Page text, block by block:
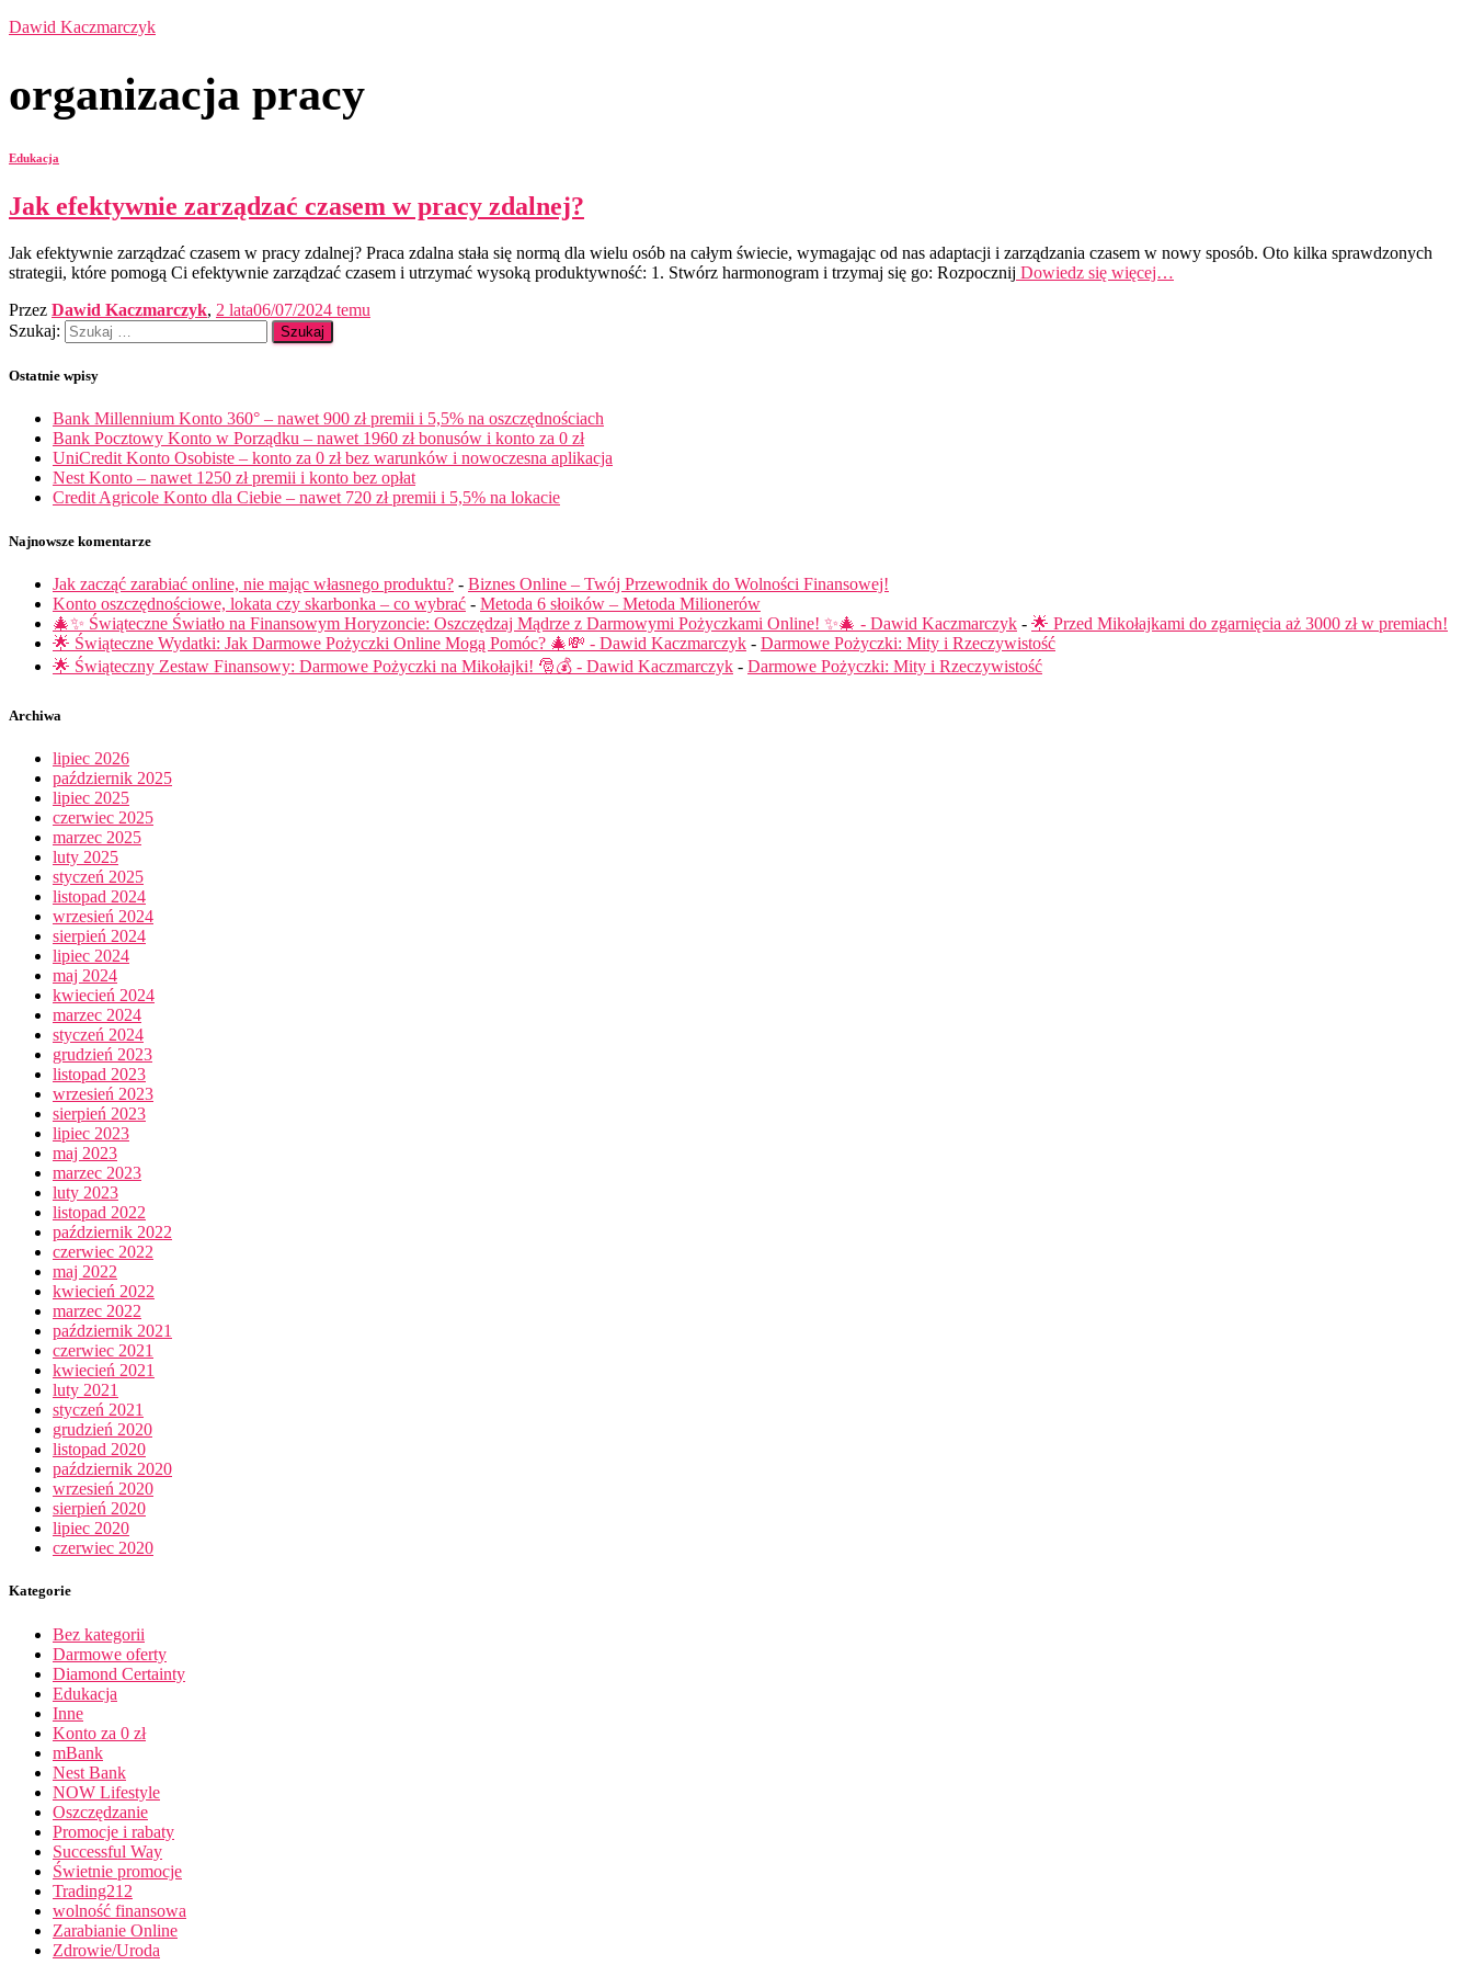
Dawid Kaczmarczyk
organizacja pracy
Edukacja
Jak efektywnie zarządzać czasem w pracy zdalnej?
Jak efektywnie zarządzać czasem w pracy zdalnej? Praca zdalna stała się normą dla wielu osób na całym świecie, wymagając od nas adaptacji i zarządzania czasem w nowy sposób. Oto kilka sprawdzonych
strategii, które pomogą Ci efektywnie zarządzać czasem i utrzymać wysoką produktywność: 1. Stwórz harmonogram i trzymaj się go: Rozpocznij Dowiedz się więcej…
Przez Dawid Kaczmarczyk, 2 lata06/07/2024 temu
Szukaj:
Ostatnie wpisy
Bank Millennium Konto 360° – nawet 900 zł premii i 5,5% na oszczędnościach
Bank Pocztowy Konto w Porządku – nawet 1960 zł bonusów i konto za 0 zł
UniCredit Konto Osobiste – konto za 0 zł bez warunków i nowoczesna aplikacja
Nest Konto – nawet 1250 zł premii i konto bez opłat
Credit Agricole Konto dla Ciebie – nawet 720 zł premii i 5,5% na lokacie
Najnowsze komentarze
Jak zacząć zarabiać online, nie mając własnego produktu? - Biznes Online – Twój Przewodnik do Wolności Finansowej!
Konto oszczędnościowe, lokata czy skarbonka – co wybrać - Metoda 6 słoików – Metoda Milionerów
🎄✨ Świąteczne Światło na Finansowym Horyzoncie: Oszczędzaj Mądrze z Darmowymi Pożyczkami Online! ✨🎄 - Dawid Kaczmarczyk - 🌟 Przed Mikołajkami do zgarnięcia aż 3000 zł w premiach!
🌟 Świąteczne Wydatki: Jak Darmowe Pożyczki Online Mogą Pomóc? 🎄💸 - Dawid Kaczmarczyk - Darmowe Pożyczki: Mity i Rzeczywistość
🌟 Świąteczny Zestaw Finansowy: Darmowe Pożyczki na Mikołajki! 🎅💰 - Dawid Kaczmarczyk - Darmowe Pożyczki: Mity i Rzeczywistość
Archiwa
lipiec 2026
październik 2025
lipiec 2025
czerwiec 2025
marzec 2025
luty 2025
styczeń 2025
listopad 2024
wrzesień 2024
sierpień 2024
lipiec 2024
maj 2024
kwiecień 2024
marzec 2024
styczeń 2024
grudzień 2023
listopad 2023
wrzesień 2023
sierpień 2023
lipiec 2023
maj 2023
marzec 2023
luty 2023
listopad 2022
październik 2022
czerwiec 2022
maj 2022
kwiecień 2022
marzec 2022
październik 2021
czerwiec 2021
kwiecień 2021
luty 2021
styczeń 2021
grudzień 2020
listopad 2020
październik 2020
wrzesień 2020
sierpień 2020
lipiec 2020
czerwiec 2020
Kategorie
Bez kategorii
Darmowe oferty
Diamond Certainty
Edukacja
Inne
Konto za 0 zł
mBank
Nest Bank
NOW Lifestyle
Oszczędzanie
Promocje i rabaty
Successful Way
Świetnie promocje
Trading212
wolność finansowa
Zarabianie Online
Zdrowie/Uroda